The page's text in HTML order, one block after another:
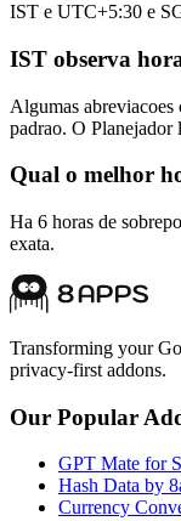
IST e UTC+5:30 e
IST observa
Algumas abreviacoes
padrao. O Planejador
Qual o melhor
Ha 6 horas de
exata.
Transforming your
privacy-first addons.
Our Popular
GPT Mate for
Hash Data by
Currency